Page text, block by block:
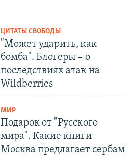
ЦИТАТЫ СВОБОДЫ
"Может ударить, как
бомба". Блогеры – о
последствиях атак на
Wildberries
МИР
Подарок от "Русского
мира". Какие книги
Москва предлагает сербам